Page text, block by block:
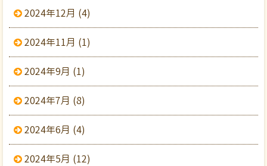
2024年12月 (4)
2024年11月 (1)
2024年9月 (1)
2024年7月 (8)
2024年6月 (4)
2024年5月 (12)